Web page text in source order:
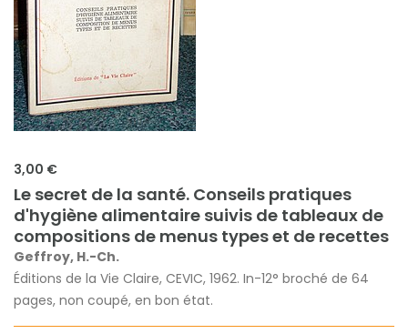
3,00 €
Le secret de la santé. Conseils pratiques
d'hygiène alimentaire suivis de tableaux de
compositions de menus types et de recettes
Geffroy, H.-Ch.
Éditions de la Vie Claire, CEVIC, 1962. In-12° broché de 64
pages, non coupé, en bon état.